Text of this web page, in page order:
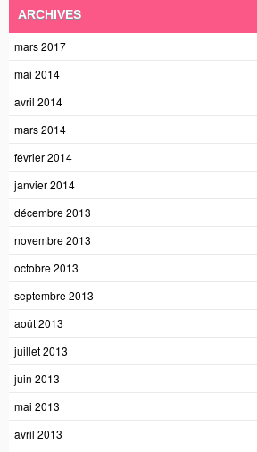
ARCHIVES
mars 2017
mai 2014
avril 2014
mars 2014
février 2014
janvier 2014
décembre 2013
novembre 2013
octobre 2013
septembre 2013
août 2013
juillet 2013
juin 2013
mai 2013
avril 2013